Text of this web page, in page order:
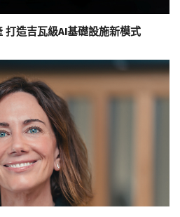
打造吉瓦級AI基礎設施新模式